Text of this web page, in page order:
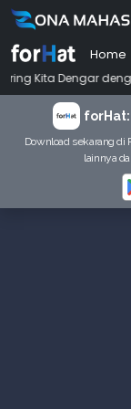
Home
dengan Ini Budi,
forHat:
Download sekarang di
lainnya